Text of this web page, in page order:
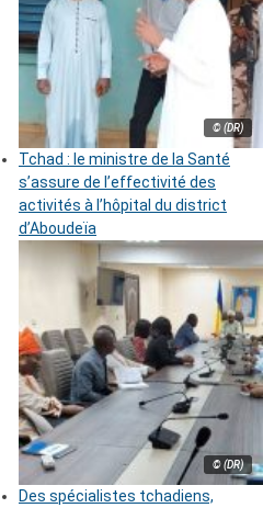
© (DR)
Tchad : le ministre de la Santé
s’assure de l’effectivité des
activités à l’hôpital du district
d’Aboudeïa
© (DR)
Des spécialistes tchadiens,